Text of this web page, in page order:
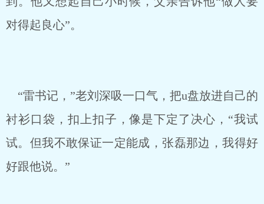
对得起良心”。
“雷书记，”老刘深吸一口气，把u盘放进自己的
衬衫口袋，扣上扣子，像是下定了决心，“我试
试。但我不敢保证一定能成，张磊那边，我得好
好跟他说。”